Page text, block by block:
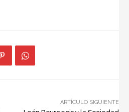
ARTÍCULO SIGUIENTE